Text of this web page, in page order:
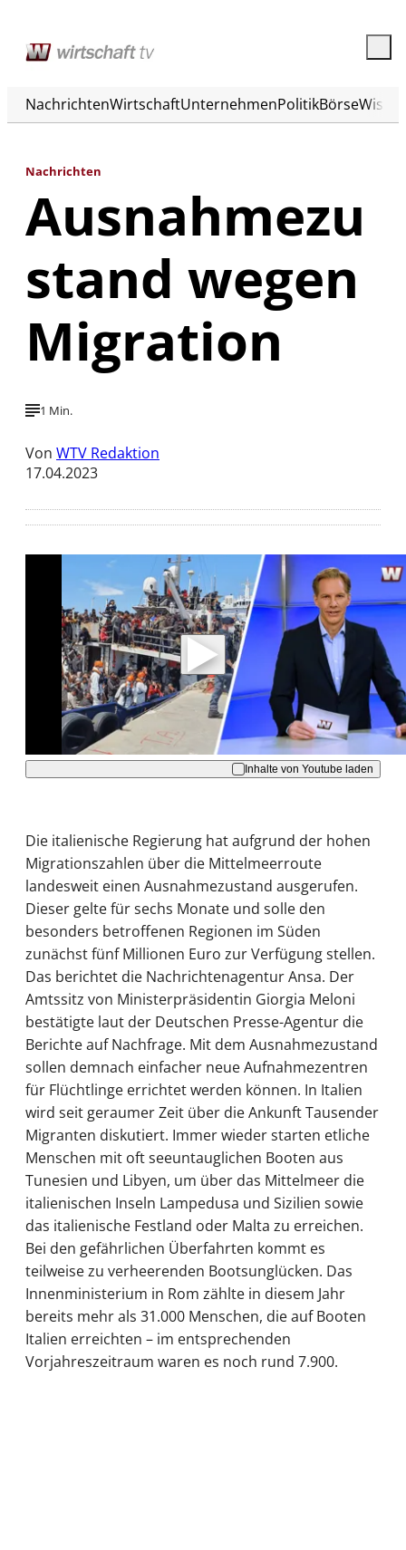
NachrichtenWirtschaftUnternehmenPolitikBörse
Nachrichten
Ausnahmezu
stand wegen
Migration
1 Min.
Von WTV Redaktion
17.04.2023
Mit der Wiedergabe dieses Videos werden
Daten an Youtube übertragen.
Hinweise dazu erhalten Sie in derDatenschutzerklärung
Akzeptieren
Inhalte von Youtube laden
Die italienische Regierung hat aufgrund der hohen
Migrationszahlen über die Mittelmeerroute
landesweit einen Ausnahmezustand ausgerufen.
Dieser gelte für sechs Monate und solle den
besonders betroffenen Regionen im Süden
zunächst fünf Millionen Euro zur Verfügung stellen.
Das berichtet die Nachrichtenagentur Ansa. Der
Amtssitz von Ministerpräsidentin Giorgia Meloni
bestätigte laut der Deutschen Presse-Agentur die
Berichte auf Nachfrage. Mit dem Ausnahmezustand
sollen demnach einfacher neue Aufnahmezentren
für Flüchtlinge errichtet werden können. In Italien
wird seit geraumer Zeit über die Ankunft Tausender
Migranten diskutiert. Immer wieder starten etliche
Menschen mit oft seeuntauglichen Booten aus
Tunesien und Libyen, um über das Mittelmeer die
italienischen Inseln Lampedusa und Sizilien sowie
das italienische Festland oder Malta zu erreichen.
Bei den gefährlichen Überfahrten kommt es
teilweise zu verheerenden Bootsunglücken. Das
Innenministerium in Rom zählte in diesem Jahr
bereits mehr als 31.000 Menschen, die auf Booten
Italien erreichten – im entsprechenden
Vorjahreszeitraum waren es noch rund 7.900.